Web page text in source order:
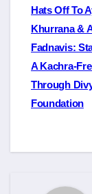
Post
Hats Off To
Khurrana &
Fadnavis:
A Kachra-
Through
Foundation